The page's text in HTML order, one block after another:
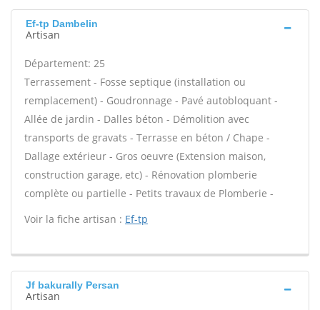
Ef-tp Dambelin
Artisan
Département: 25
Terrassement - Fosse septique (installation ou
remplacement) - Goudronnage - Pavé autobloquant -
Allée de jardin - Dalles béton - Démolition avec
transports de gravats - Terrasse en béton / Chape -
Dallage extérieur - Gros oeuvre (Extension maison,
construction garage, etc) - Rénovation plomberie
complète ou partielle - Petits travaux de Plomberie -
Voir la fiche artisan : Ef-tp
Jf bakurally Persan
Artisan